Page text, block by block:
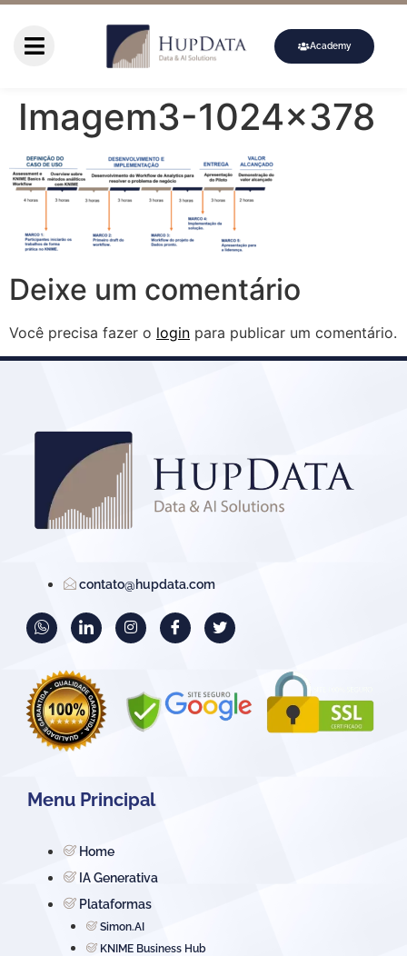
Academy
Imagem3-1024×378
Deixe um comentário
Você precisa fazer o login para publicar um comentário.
contato@hupdata.com
Menu Principal
Home
IA Generativa
Plataformas
Simon.AI
KNIME Business Hub